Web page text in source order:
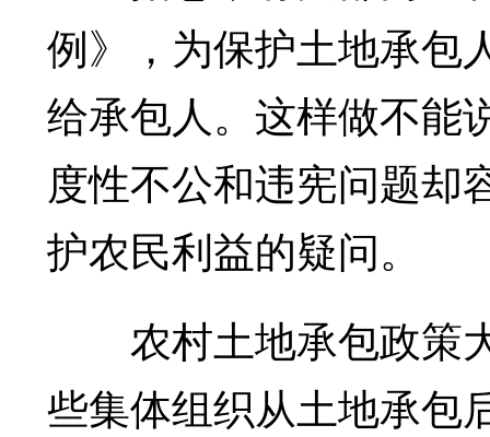
例》，为保护土地承包
给承包人。这样做不能
度性不公和违宪问题却
护农民利益的疑问。
农村土地承包政策
些集体组织从土地承包